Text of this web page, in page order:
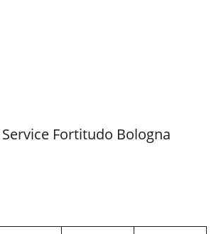
Service Fortitudo Bologna